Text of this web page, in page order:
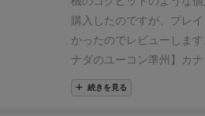
めるゲートは後ろの方ほ
ボーナスが発動するキュ
番の人は、後の手番に来
通りの意味で奪い取れま
すがまた、各種機能をアン
「ピック＆デリバリー」ゲ
って送り届けるだけなら
では頭を悩ませるポイン
ームのアクセントかつ醍
き先，ダイス，ゲートの選
に取ってみてはいかがでし
購入したのですが、プレ
かったのでレビューします
ナダのユーコン準州】
カ
大自然が特徴の美しい州
エアウェイズ社のパイロ
続きを見る